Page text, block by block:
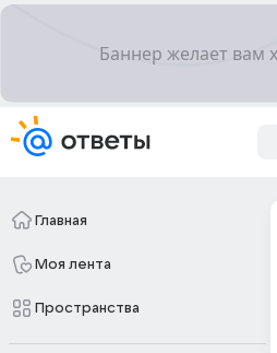
Главная
Моя лента
Пространства